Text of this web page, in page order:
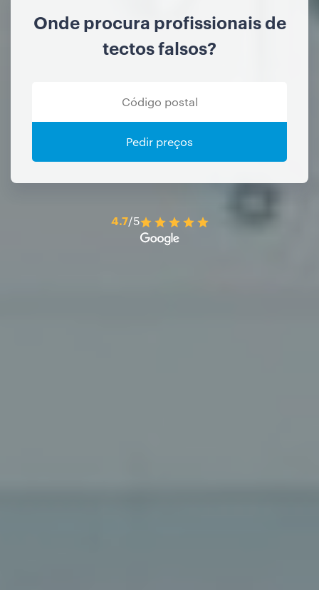
Onde procura profissionais de
tectos falsos?
Pedir preços
4.7/5